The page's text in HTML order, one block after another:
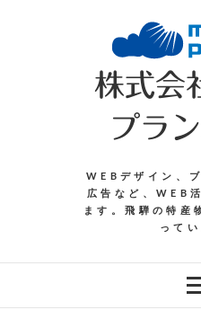
株式会
プラ
WEBデザイン、
広告など、WEB
ます。飛騨の特産
って